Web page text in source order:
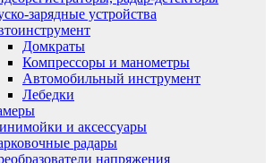
зарядные устройства
Домкраты
Компрессоры и манометры
Автомобильный инструмент
Лебедки
и аксессуары
радары
напряжения